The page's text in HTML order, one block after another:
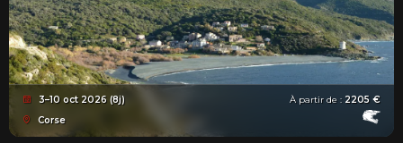
3–10 oct 2026 (8j)
Corse
À partir de : 2205 €